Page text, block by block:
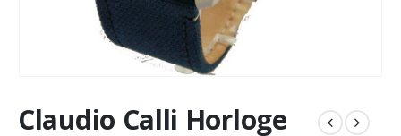
Claudio Calli Horloge